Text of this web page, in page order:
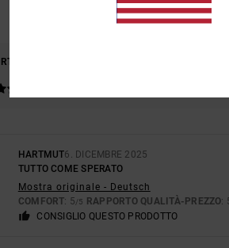
BASATO SU1
IL 100% DEI
HARTMUT6. DICEMBRE 2025
TUTTO COME SPERATO
Mostra originale - Deutsch
COMFORT: 5/5 RAPPORTO QUALITÀ-PREZZO:
CONSIGLIO QUESTO PRODOTTO